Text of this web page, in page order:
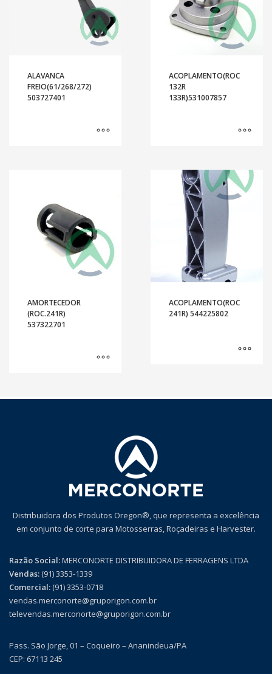
ALAVANCA
FREIO(61/268/272)
503727401
ACOPLAMENTO(ROC
132R
133R)531007857
AMORTECEDOR
(ROC.241R)
537322701
ACOPLAMENTO(ROC
241R) 544225802
Distribuidora dos Produtos Oregon®, que representa a excelência
em conjunto de corte para Motosserras, Roçadeiras e Harvester.
Razão Social:MERCONORTE DISTRIBUIDORA DE FERRAGENS LTDA
Vendas:(91) 3353-1339
Comercial:(91) 3353-0718
vendas.merconorte@gruporigon.com.br
televendas.merconorte@gruporigon.com.br
Pass. São Jorge, 01 – Coqueiro – Ananindeua/PA
CEP: 67113 245